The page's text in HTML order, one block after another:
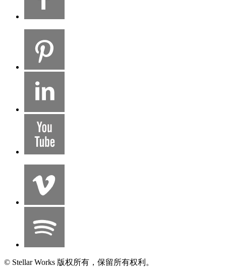
© Stellar Works 版权所有，保留所有权利。